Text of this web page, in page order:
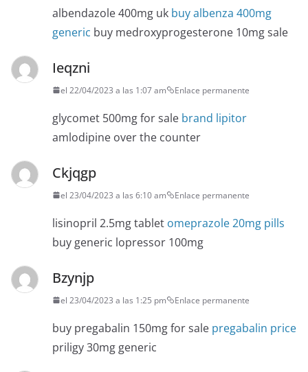
albendazole 400mg uk buy albenza 400mg
generic buy medroxyprogesterone 10mg sale
Ieqzni
el 22/04/2023 a las 1:07 am Enlace permanente
glycomet 500mg for sale brand lipitor
amlodipine over the counter
Ckjqgp
el 23/04/2023 a las 6:10 am Enlace permanente
lisinopril 2.5mg tablet omeprazole 20mg pills
buy generic lopressor 100mg
Bzynjp
el 23/04/2023 a las 1:25 pm Enlace permanente
buy pregabalin 150mg for sale pregabalin price
priligy 30mg generic